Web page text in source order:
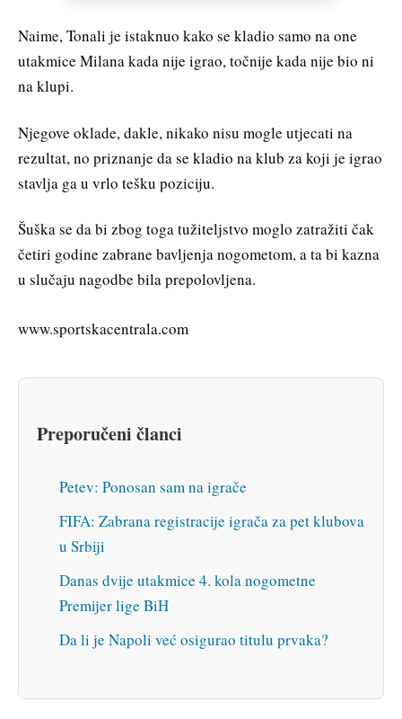
Naime, Tonali je istaknuo kako se kladio samo na one
utakmice Milana kada nije igrao, točnije kada nije bio ni
na klupi.
Njegove oklade, dakle, nikako nisu mogle utjecati na
rezultat, no priznanje da se kladio na klub za koji je igrao
stavlja ga u vrlo tešku poziciju.
Šuška se da bi zbog toga tužiteljstvo moglo zatražiti čak
četiri godine zabrane bavljenja nogometom, a ta bi kazna
u slučaju nagodbe bila prepolovljena.
www.sportskacentrala.com
Preporučeni članci
Petev: Ponosan sam na igrače
FIFA: Zabrana registracije igrača za pet klubova
u Srbiji
Danas dvije utakmice 4. kola nogometne
Premijer lige BiH
Da li je Napoli već osigurao titulu prvaka?